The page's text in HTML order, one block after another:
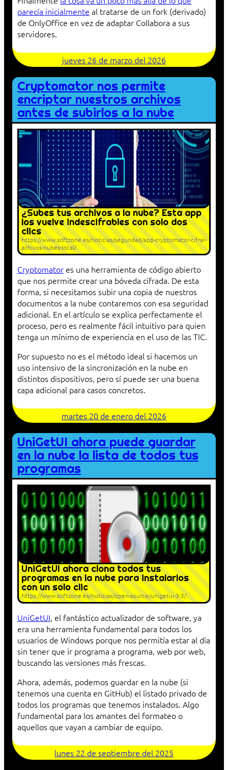
parecía inicialmente al tratarse de un fork (derivado)
de OnlyOffice en vez de adaptar Collabora a sus
servidores.
jueves 26 de marzo del 2026
Cryptomator nos permite
encriptar nuestros archivos
antes de subirlos a la nube
¿Subes tus archivos a la nube? Esta app
los vuelve indescifrables con solo dos
clics
https://www.softzone.es/noticias/seguridad/app-cryptomator-cifrar-
achivos-nubes-local/
Cryptomator es una herramienta de código abierto
que nos permite crear una bóveda cifrada. De esta
forma, si necesitamos subir una copia de nuestros
documentos a la nube contaremos con esa seguridad
adicional. En el artículo se explica perfectamente el
proceso, pero es realmente fácil intuitivo para quien
tenga un mínimo de experiencia en el uso de las TIC.
Por supuesto no es el método ideal si hacemos un
uso intensivo de la sincronización en la nube en
distintos dispositivos, pero sí puede ser una buena
capa adicional para casos concretos.
martes 20 de enero del 2026
UniGetUI ahora puede guardar
en la nube la lista de todos tus
programas
UniGetUI ahora clona todos tus
programas en la nube para instalarlos
con un solo clic
https://www.softzone.es/noticias/open-source/unigetui-3-3/
UniGetUI, el fantástico actualizador de software, ya
era una herramienta fundamental para todos los
usuarios de Windows porque nos permitía estar al día
sin tener que ir programa a programa, web por web,
buscando las versiones más frescas.
Ahora, además, podemos guardar en la nube (si
tenemos una cuenta en GitHub) el listado privado de
todos los programas que tenemos instalados. Algo
fundamental para los amantes del formateo o
aquellos que vayan a cambiar de equipo.
lunes 22 de septiembre del 2025